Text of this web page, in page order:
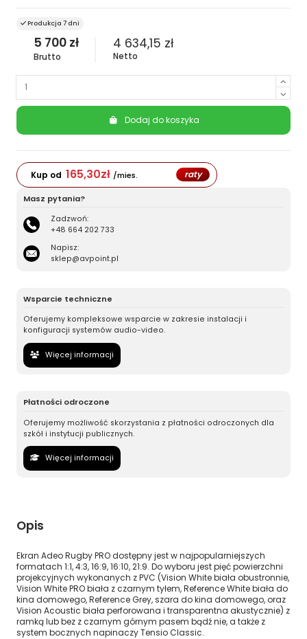
Produkcja 7 dni
5 700 zł
Brutto
4 634,15 zł
Netto
Dodaj do koszyka
Kup od 165,30zł /mies. raty
Masz pytania?
Zadzwoń:
+48 664 202 733
Napisz:
sklep@avpoint.pl
Wsparcie techniczne
Oferujemy kompleksowe wsparcie w zakresie instalacji i
konfiguracji systemów audio-video.
Więcej informacji
Płatności odroczone
Oferujemy możliwość skorzystania z płatności odroczonych dla
szkół i instytucji publicznych.
Więcej informacji
Opis
Ekran Adeo Rugby PRO dostępny jest w najpopularniejszych
formatach 1:1, 4:3, 16:9, 16:10, 21:9. Do wyboru jest pięć powierzchni
projekcyjnych wykonanych z PVC (Vision White biała obustronnie,
Vision White PRO biała z czarnym tyłem, Reference White biała do
kina domowego, Reference Grey, szara do kina domowego, oraz
Vision Acoustic biała perforowana i transparentna akustycznie) z
ramką lub bez z czarnym górnym pasem bądź nie, a także z
system bocznych napinaczy Tensio Classic.